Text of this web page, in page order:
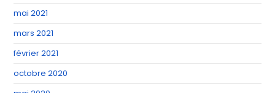
mai 2021
mars 2021
février 2021
octobre 2020